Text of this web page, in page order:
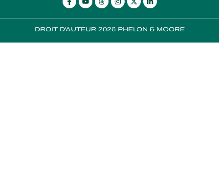
DROIT D'AUTEUR 2026 PHELON & MOORE